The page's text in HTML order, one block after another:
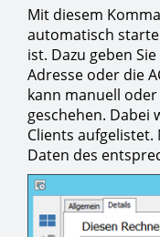
Mit diesem
automatisch
ist. Dazu geben
Adresse oder die
kann manuell
geschehen. Dabei
Clients
Daten des